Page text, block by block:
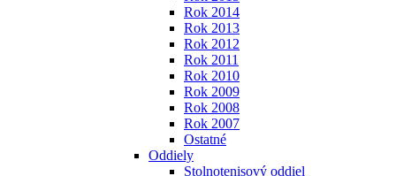
Rok 2014
Rok 2013
Rok 2012
Rok 2011
Rok 2010
Rok 2009
Rok 2008
Rok 2007
Ostatné
Oddiely
Stolnotenisový oddiel